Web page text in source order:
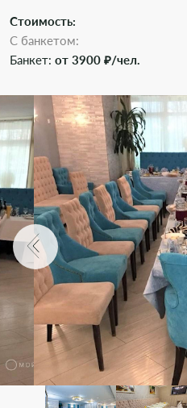
Стоимость:
С банкетом:
Банкет: от 3900 ₽/чел.